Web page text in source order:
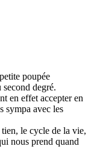
poupée
degré.
en effet accepter en
sympa avec les
le cycle de la vie,
nous prend quand